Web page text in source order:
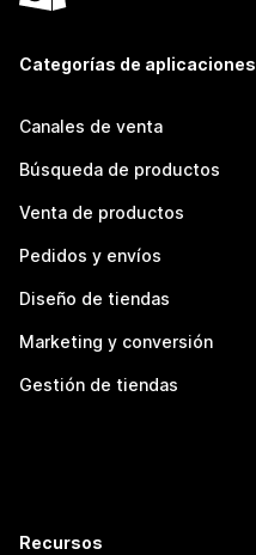
Categorías de aplicaciones
Canales de venta
Búsqueda de productos
Venta de productos
Pedidos y envíos
Diseño de tiendas
Marketing y conversión
Gestión de tiendas
Recursos